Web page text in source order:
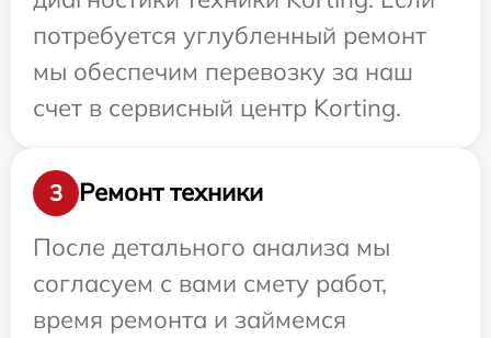
потребуется углубленный ремонт
мы обеспечим перевозку за наш
счет в сервисный центр Korting.
3
Ремонт техники
После детального анализа мы
согласуем с вами смету работ,
время ремонта и займемся